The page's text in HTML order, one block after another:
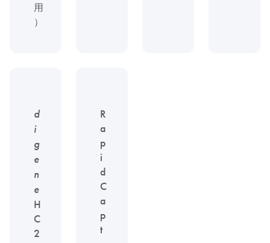
用
）
d
i
g
e
n
e
H
C
2
R
a
p
i
d
C
a
p
t